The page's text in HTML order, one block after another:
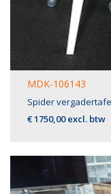
MDK-106143
Spider
€ 1750,00 excl. btw